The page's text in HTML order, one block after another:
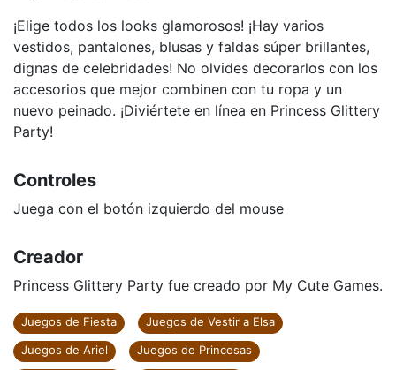
¡Elige todos los looks glamorosos! ¡Hay varios
vestidos, pantalones, blusas y faldas súper brillantes,
dignas de celebridades! No olvides decorarlos con los
accesorios que mejor combinen con tu ropa y un
nuevo peinado. ¡Diviértete en línea en Princess Glittery
Party!
Controles
Juega con el botón izquierdo del mouse
Creador
Princess Glittery Party fue creado por My Cute Games.
Juegos de Fiesta
Juegos de Vestir a Elsa
Juegos de Ariel
Juegos de Princesas